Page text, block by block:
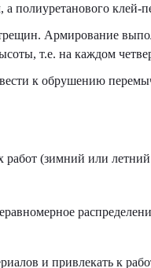
полиуретанового клей-
Армирование
т.е. на каждом
к обрушению
работ (зимний или
и привлекать к